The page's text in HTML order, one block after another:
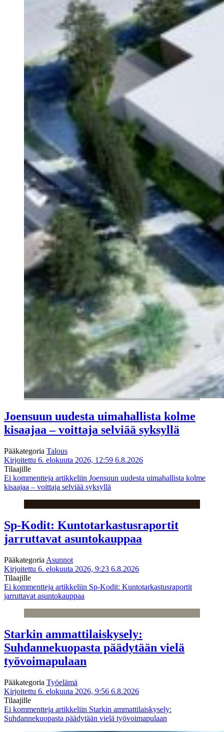
Joensuun uudesta uimahallista kolme
kisaajaa – voittaja selviää syksyllä
Pääkategoria Talous
Kirjoitettu 6. elokuuta 2026, 12:59 6.8.2026
Tilaajille
Ei kommentteja artikkeliin Joensuun uudesta uimahallista kolme
kisaajaa – voittaja selviää syksyllä
Sp-Kodit: Kuntotarkastusraportit
jarruttavat asuntokauppaa
Pääkategoria Asunnot
Kirjoitettu 6. elokuuta 2026, 9:23 6.8.2026
Tilaajille
Ei kommentteja artikkeliin Sp-Kodit: Kuntotarkastusraportit
jarruttavat asuntokauppaa
Starkin ammattilaiskysely:
Suhdannekuopasta päädytään vielä
työvoimapulaan
Pääkategoria Työelämä
Kirjoitettu 6. elokuuta 2026, 9:56 6.8.2026
Tilaajille
Ei kommentteja artikkeliin Starkin ammattilaiskysely:
Suhdannekuopasta päädytään vielä työvoimapulaan